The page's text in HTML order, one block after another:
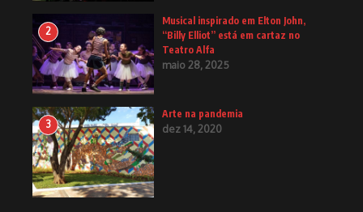
2
Musical inspirado em Elton John,
“Billy Elliot” está em cartaz no
Teatro Alfa
maio 28, 2025
3
Arte na pandemia
dez 14, 2020